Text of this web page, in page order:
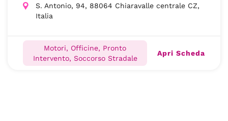
S. Antonio, 94, 88064 Chiaravalle centrale CZ,
Italia
Motori, Officine, Pronto
Intervento, Soccorso Stradale
Apri Scheda